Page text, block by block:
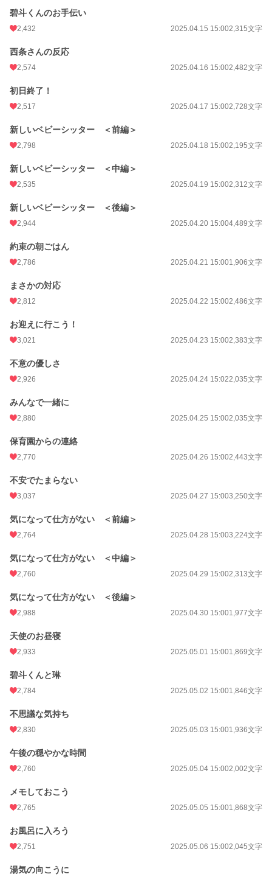
碧斗くんのお手伝い
2,432 2025.04.15 15:002,315文字
西条さんの反応
2,574 2025.04.16 15:002,482文字
初日終了！
2,517 2025.04.17 15:002,728文字
新しいベビーシッター ＜前編＞
2,798 2025.04.18 15:002,195文字
新しいベビーシッター ＜中編＞
2,535 2025.04.19 15:002,312文字
新しいベビーシッター ＜後編＞
2,944 2025.04.20 15:004,489文字
約束の朝ごはん
2,786 2025.04.21 15:001,906文字
まさかの対応
2,812 2025.04.22 15:002,486文字
お迎えに行こう！
3,021 2025.04.23 15:002,383文字
不意の優しさ
2,926 2025.04.24 15:022,035文字
みんなで一緒に
2,880 2025.04.25 15:002,035文字
保育園からの連絡
2,770 2025.04.26 15:002,443文字
不安でたまらない
3,037 2025.04.27 15:003,250文字
気になって仕方がない ＜前編＞
2,764 2025.04.28 15:003,224文字
気になって仕方がない ＜中編＞
2,760 2025.04.29 15:002,313文字
気になって仕方がない ＜後編＞
2,988 2025.04.30 15:001,977文字
天使のお昼寝
2,933 2025.05.01 15:001,869文字
碧斗くんと琳
2,784 2025.05.02 15:001,846文字
不思議な気持ち
2,830 2025.05.03 15:001,936文字
午後の穏やかな時間
2,760 2025.05.04 15:002,002文字
メモしておこう
2,765 2025.05.05 15:001,868文字
お風呂に入ろう
2,751 2025.05.06 15:002,045文字
湯気の向こうに